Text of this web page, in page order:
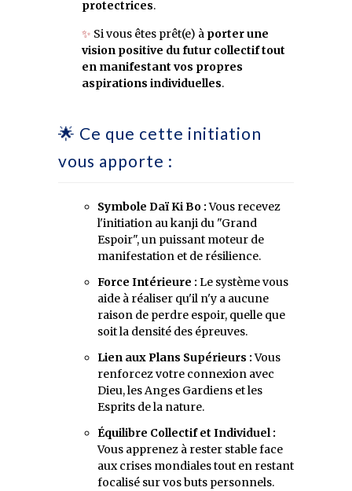
protectrices.
✨ Si vous êtes prêt(e) à porter une
vision positive du futur collectif tout
en manifestant vos propres
aspirations individuelles.
🌟 Ce que cette initiation
vous apporte :
Symbole Daï Ki Bo :Vous recevez
l'initiation au kanji du "Grand
Espoir", un puissant moteur de
manifestation et de résilience.
Force Intérieure : Le système vous
aide à réaliser qu'il n'y a aucune
raison de perdre espoir, quelle que
soit la densité des épreuves.
Lien aux Plans Supérieurs :Vous
renforcez votre connexion avec
Dieu, les Anges Gardiens et les
Esprits de la nature.
Équilibre Collectif et Individuel :
Vous apprenez à rester stable face
aux crises mondiales tout en restant
focalisé sur vos buts personnels.